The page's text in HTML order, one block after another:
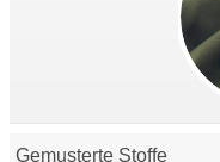
Gemusterte Stoffe